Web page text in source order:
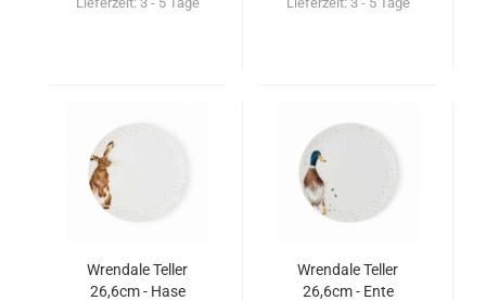
Wrendale Teller
26,6cm - Hase
Wrendale Teller
26,6cm - Ente